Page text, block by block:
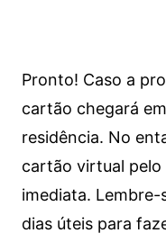
Pronto! Caso a
cartão chegará
residência. No
cartão virtual
imediata. Lembre-
dias úteis para